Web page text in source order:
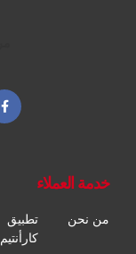
خدمة العملاء
من نحن
تطبيق
كارأنتيم